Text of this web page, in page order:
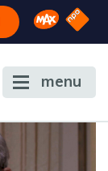
Omroep
NPO
menu